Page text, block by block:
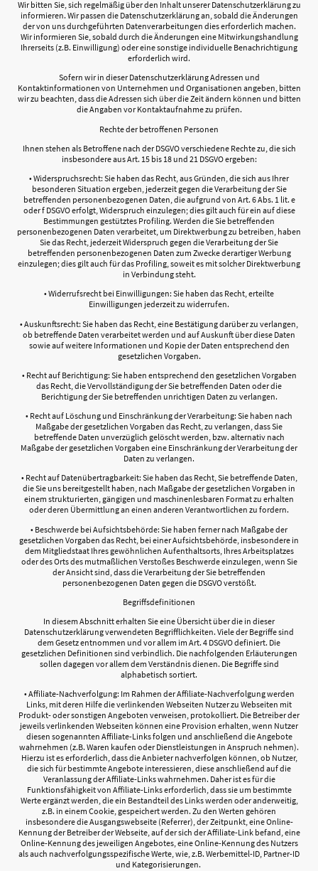
Wir bitten Sie, sich regelmäßig über den Inhalt unserer Datenschutzerklärung zu
informieren. Wir passen die Datenschutzerklärung an, sobald die Änderungen
der von uns durchgeführten Datenverarbeitungen dies erforderlich machen.
Wir informieren Sie, sobald durch die Änderungen eine Mitwirkungshandlung
Ihrerseits (z.B. Einwilligung) oder eine sonstige individuelle Benachrichtigung
erforderlich wird.
Sofern wir in dieser Datenschutzerklärung Adressen und
Kontaktinformationen von Unternehmen und Organisationen angeben, bitten
wir zu beachten, dass die Adressen sich über die Zeit ändern können und bitten
die Angaben vor Kontaktaufnahme zu prüfen.
Rechte der betroffenen Personen
Ihnen stehen als Betroffene nach der DSGVO verschiedene Rechte zu, die sich
insbesondere aus Art. 15 bis 18 und 21 DSGVO ergeben:
• Widerspruchsrecht: Sie haben das Recht, aus Gründen, die sich aus Ihrer
besonderen Situation ergeben, jederzeit gegen die Verarbeitung der Sie
betreffenden personenbezogenen Daten, die aufgrund von Art. 6 Abs. 1 lit. e
oder f DSGVO erfolgt, Widerspruch einzulegen; dies gilt auch für ein auf diese
Bestimmungen gestütztes Profiling. Werden die Sie betreffenden
personenbezogenen Daten verarbeitet, um Direktwerbung zu betreiben, haben
Sie das Recht, jederzeit Widerspruch gegen die Verarbeitung der Sie
betreffenden personenbezogenen Daten zum Zwecke derartiger Werbung
einzulegen; dies gilt auch für das Profiling, soweit es mit solcher Direktwerbung
in Verbindung steht.
• Widerrufsrecht bei Einwilligungen: Sie haben das Recht, erteilte
Einwilligungen jederzeit zu widerrufen.
• Auskunftsrecht: Sie haben das Recht, eine Bestätigung darüber zu verlangen,
ob betreffende Daten verarbeitet werden und auf Auskunft über diese Daten
sowie auf weitere Informationen und Kopie der Daten entsprechend den
gesetzlichen Vorgaben.
• Recht auf Berichtigung: Sie haben entsprechend den gesetzlichen Vorgaben
das Recht, die Vervollständigung der Sie betreffenden Daten oder die
Berichtigung der Sie betreffenden unrichtigen Daten zu verlangen.
• Recht auf Löschung und Einschränkung der Verarbeitung: Sie haben nach
Maßgabe der gesetzlichen Vorgaben das Recht, zu verlangen, dass Sie
betreffende Daten unverzüglich gelöscht werden, bzw. alternativ nach
Maßgabe der gesetzlichen Vorgaben eine Einschränkung der Verarbeitung der
Daten zu verlangen.
• Recht auf Datenübertragbarkeit: Sie haben das Recht, Sie betreffende Daten,
die Sie uns bereitgestellt haben, nach Maßgabe der gesetzlichen Vorgaben in
einem strukturierten, gängigen und maschinenlesbaren Format zu erhalten
oder deren Übermittlung an einen anderen Verantwortlichen zu fordern.
• Beschwerde bei Aufsichtsbehörde: Sie haben ferner nach Maßgabe der
gesetzlichen Vorgaben das Recht, bei einer Aufsichtsbehörde, insbesondere in
dem Mitgliedstaat Ihres gewöhnlichen Aufenthaltsorts, Ihres Arbeitsplatzes
oder des Orts des mutmaßlichen Verstoßes Beschwerde einzulegen, wenn Sie
der Ansicht sind, dass die Verarbeitung der Sie betreffenden
personenbezogenen Daten gegen die DSGVO verstößt.
Begriffsdefinitionen
In diesem Abschnitt erhalten Sie eine Übersicht über die in dieser
Datenschutzerklärung verwendeten Begrifflichkeiten. Viele der Begriffe sind
dem Gesetz entnommen und vor allem im Art. 4 DSGVO definiert. Die
gesetzlichen Definitionen sind verbindlich. Die nachfolgenden Erläuterungen
sollen dagegen vor allem dem Verständnis dienen. Die Begriffe sind
alphabetisch sortiert.
• Affiliate-Nachverfolgung: Im Rahmen der Affiliate-Nachverfolgung werden
Links, mit deren Hilfe die verlinkenden Webseiten Nutzer zu Webseiten mit
Produkt- oder sonstigen Angeboten verweisen, protokolliert. Die Betreiber der
jeweils verlinkenden Webseiten können eine Provision erhalten, wenn Nutzer
diesen sogenannten Affiliate-Links folgen und anschließend die Angebote
wahrnehmen (z.B. Waren kaufen oder Dienstleistungen in Anspruch nehmen).
Hierzu ist es erforderlich, dass die Anbieter nachverfolgen können, ob Nutzer,
die sich für bestimmte Angebote interessieren, diese anschließend auf die
Veranlassung der Affiliate-Links wahrnehmen. Daher ist es für die
Funktionsfähigkeit von Affiliate-Links erforderlich, dass sie um bestimmte
Werte ergänzt werden, die ein Bestandteil des Links werden oder anderweitig,
z.B. in einem Cookie, gespeichert werden. Zu den Werten gehören
insbesondere die Ausgangswebseite (Referrer), der Zeitpunkt, eine Online-
Kennung der Betreiber der Webseite, auf der sich der Affiliate-Link befand, eine
Online-Kennung des jeweiligen Angebotes, eine Online-Kennung des Nutzers
als auch nachverfolgungsspezifische Werte, wie, z.B. Werbemittel-ID, Partner-ID
und Kategorisierungen.